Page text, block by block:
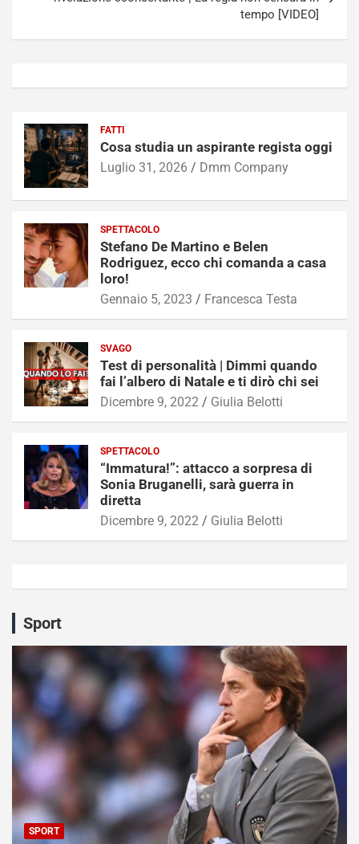
tempo [VIDEO]
FATTI
Cosa studia un aspirante regista oggi
Luglio 31, 2026 Dmm Company
SPETTACOLO
Stefano De Martino e Belen
Rodriguez, ecco chi comanda a casa
loro!
Gennaio 5, 2023 Francesca Testa
SVAGO
Test di personalità | Dimmi quando
fai l’albero di Natale e ti dirò chi sei
Dicembre 9, 2022 Giulia Belotti
SPETTACOLO
“Immatura!”: attacco a sorpresa di
Sonia Bruganelli, sarà guerra in
diretta
Dicembre 9, 2022 Giulia Belotti
Sport
SPORT